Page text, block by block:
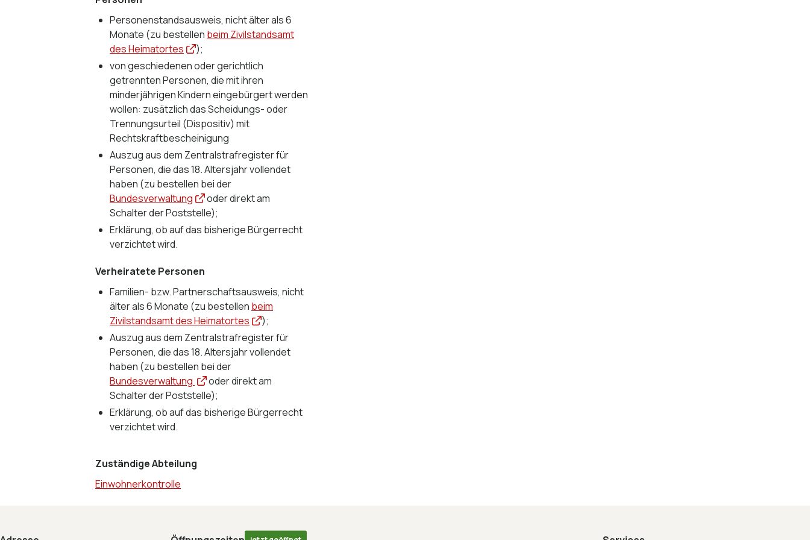
Personenstandsausweis, nicht älter als 6
Monate (zu bestellen beim Zivilstandsamt
des Heimatortes
);
von geschiedenen oder gerichtlich
getrennten Personen, die mit ihren
minderjährigen Kindern eingebürgert werden
wollen: zusätzlich das Scheidungs- oder
Trennungsurteil (Dispositiv) mit
Rechtskraftbescheinigung
Auszug aus dem Zentralstrafregister für
Personen, die das 18. Altersjahr vollendet
haben (zu bestellen bei der
Bundesverwaltung
oder direkt am
Schalter der Poststelle);
Erklärung, ob auf das bisherige Bürgerrecht
verzichtet wird.
Verheiratete Personen
Familien- bzw. Partnerschaftsausweis, nicht
älter als 6 Monate (zu bestellen beim
Zivilstandsamt des Heimatortes
);
Auszug aus dem Zentralstrafregister für
Personen, die das 18. Altersjahr vollendet
haben (zu bestellen bei der
Bundesverwaltung
oder direkt am
Schalter der Poststelle);
Erklärung, ob auf das bisherige Bürgerrecht
verzichtet wird.
Zuständige Abteilung
Einwohnerkontrolle